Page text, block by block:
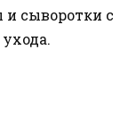
сыворотки с